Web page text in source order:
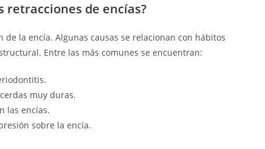
retracciones de encías?
la encía. Algunas causas se relacionan con hábitos
Entre las más comunes se encuentran:
muy duras.
las encías.
sobre la encía.